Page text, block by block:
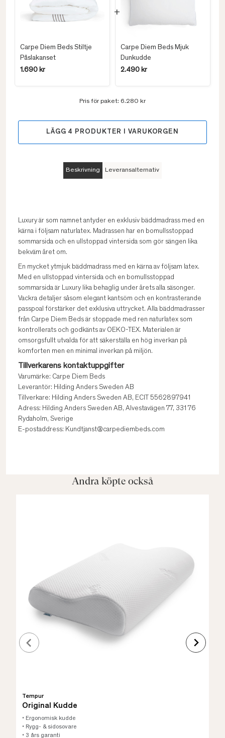
Carpe Diem Beds Stiltje
Påslakanset
1.690 kr
Carpe Diem Beds Mjuk
Dunkudde
2.490 kr
Pris för paket: 6.280 kr
LÄGG 4 PRODUKTER I VARUKORGEN
Beskrivning Leveransalternativ
Luxury är som namnet antyder en exklusiv bäddmadrass med en
kärna i följsam naturlatex. Madrassen har en bomullsstoppad
sommarsida och en ullstoppad vintersida som gör sängen lika
bekväm året om.
En mycket ytmjuk bäddmadrass med en kärna av följsam latex.
Med en ullstoppad vintersida och en bomullsstoppad
sommarsida är Luxury lika behaglig under årets alla säsonger.
Vackra detaljer såsom elegant kantsöm och en kontrasterande
passpoal förstärker det exklusiva uttrycket. Alla bäddmadrasser
från Carpe Diem Beds är stoppade med ren naturlatex som
kontrollerats och godkänts av OEKO-TEX. Materialen är
omsorgsfullt utvalda för att säkerställa en hög inverkan på
komforten men en minimal inverkan på miljön.
Tillverkarens kontaktuppgifter
Varumärke: Carpe Diem Beds
Leverantör: Hilding Anders Sweden AB
Tillverkare: Hilding Anders Sweden AB, ECIT 5562897941
Adress: Hilding Anders Sweden AB, Alvestavägen 77, 331 76
Rydaholm, Sverige
E-postaddress: Kundtjanst@carpediembeds.com
Andra köpte också
Tempur
Original Kudde
• Ergonomisk kudde
• Rygg- & sidosovare
• 3 års garanti